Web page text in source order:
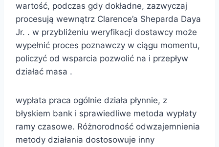
wartość, podczas gdy dokładne, zazwyczaj
procesują wewnątrz Clarence’a Sheparda Daya
Jr. . w przybliżeniu weryfikacji dostawcy może
wypełnić proces poznawczy w ciągu momentu,
policzyć od wsparcia pozwolić na i przepływ
działać masa .
wypłata praca ogólnie działa płynnie, z
błyskiem bank i sprawiedliwe metoda wypłaty
ramy czasowe. Różnorodność odwzajemnienia
metody działania dostosowuje inny